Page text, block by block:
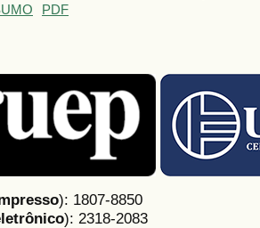
PDF
): 1807-8850
): 2318-2083